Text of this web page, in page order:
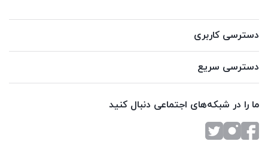
دسترسی کاربری
دسترسی سریع
ما را در شبکه‌های اجتماعی دنبال کنید